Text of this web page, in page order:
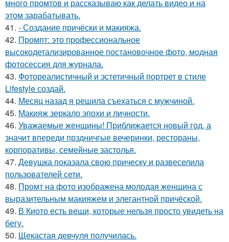
много промтов и рассказываю как делать видео и на
этом зарабатывать.
41. - Создание причёски и макияжа.
42. Промпт: это профессиональное
высокодетализированное постановочное фото, модная
фотосессия для журнала.
43. Фотореалистичный и эстетичный портрет в стиле
Lifestyle создай.
44. Месяц назад я решила съехаться с мужчиной.
45. Макияж зеркало эпохи и личности.
46. Уважаемые женщины! Приближается новый год, а
значит впереди прздничгые вечеринки, рестораны,
корпоративы, семейные застолья.
47. Девушка показала свою прическу и развеселила
пользователей сети.
48. Промт на фото изображена молодая женщина с
выразительным макияжем и элегантной причёской.
49. В Киото есть вещи, которые нельзя просто увидеть на
бегу.
50. Щекастая девчуля получилась.